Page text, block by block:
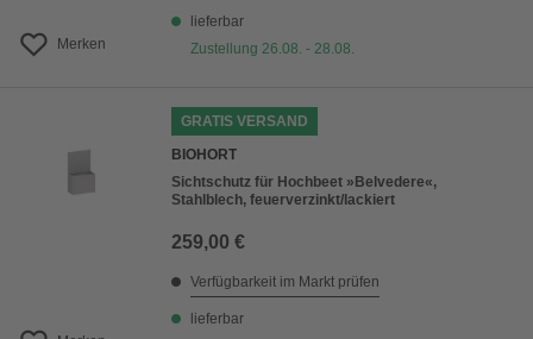
Merken
lieferbar
Zustellung 26.08. - 28.08.
GRATIS VERSAND
BIOHORT
Sichtschutz für Hochbeet »Belvedere«,
Stahlblech, feuerverzinkt/lackiert
259,00 €
Verfügbarkeit im Markt prüfen
lieferbar